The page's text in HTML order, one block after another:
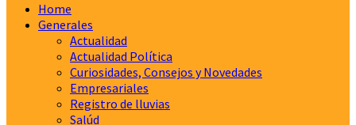
Home
Generales
Actualidad
Actualidad Política
Curiosidades, Consejos y Novedades
Empresariales
Registro de lluvias
Salúd